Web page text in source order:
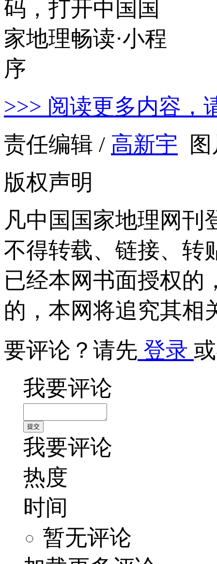
>>> 阅读更多内容，
责任编辑 / 高新宇
版权声明
凡中国国家地理网刊
不得转载、链接、转
已经本网书面授权的
的，本网将追究其相
要评论？请先 登录
我要评论
我要评论
热度
时间
暂无评论